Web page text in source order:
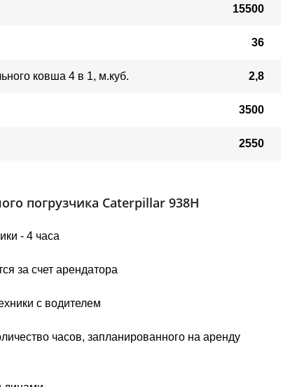
15500
36
ковша 4 в 1, м.куб. 2,8
3500
2550
погрузчика Caterpillar 938H
- 4 часа
за счет арендатора
с водителем
часов, запланированного на аренду